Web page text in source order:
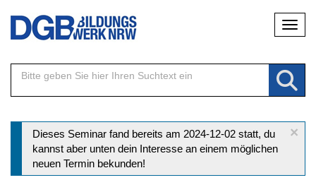
Direkt
Inhalt
×
Statusmeldung
Dieses Seminar fand bereits am 2024-12-02 statt, du
kannst aber unten dein Interesse an einem möglichen
neuen Termin bekunden!